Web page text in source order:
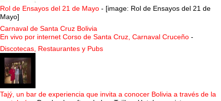
Rol de Ensayos del 21 de Mayo - [image: Rol de Ensayos del 21 de
Mayo]
Carnaval de Santa Cruz Bolivia
En vivo por internet Corso de Santa Cruz, Carnaval Cruceño -
Discotecas, Restaurantes y Pubs
Tajý, un bar de experiencia que invita a conocer Bolivia a través de la